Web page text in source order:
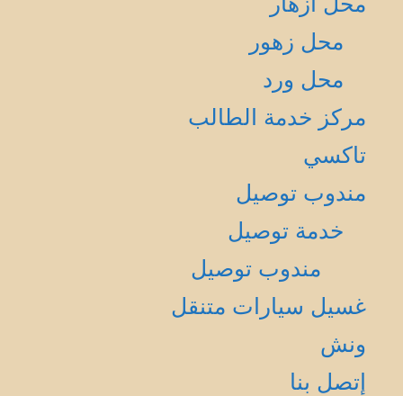
محل زهور
محل ورد
مركز خدمة الطالب
تاكسي
مندوب توصيل
خدمة توصيل
مندوب توصيل
غسيل سيارات متنقل
ونش
إتصل بنا